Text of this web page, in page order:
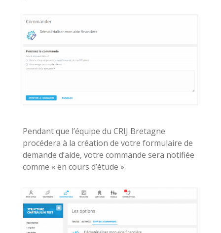
Pendant que l’équipe du CRIJ Bretagne
procédera à la création de votre formulaire de
demande d’aide, votre commande sera notifiée
comme « en cours d’étude ».